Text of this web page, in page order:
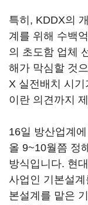
특히, KDDX의
계를 위해 수백
의 초도함 업체
해가 막심할 것
X 실전배치 시
이란 의견까지
16일 방산업계
올 9~10월쯤 정
방식입니다. 현
사업인 기본설
본설계를 맡은